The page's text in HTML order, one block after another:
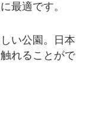
最適です。
い公園。日本
れることがで